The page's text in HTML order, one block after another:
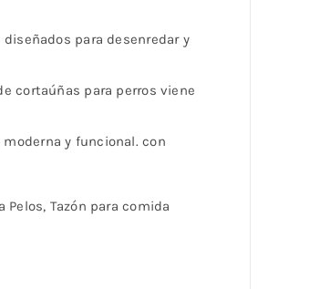
para desenredar y
cortaúñas para perros viene
y funcional. con
Pelos, Tazón para comida